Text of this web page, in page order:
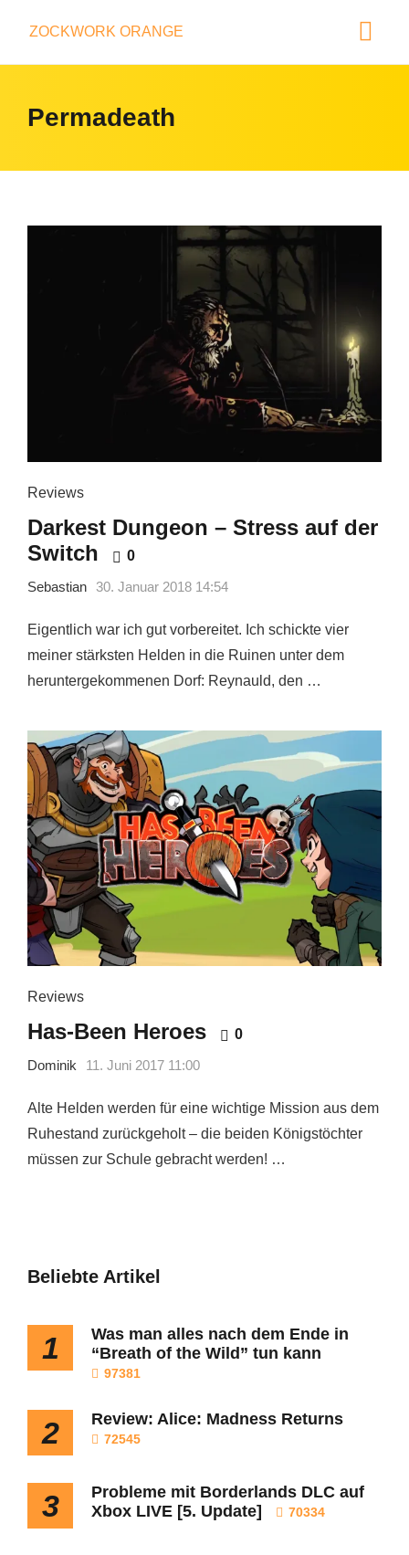
ZOCKWORK ORANGE
Permadeath
Reviews
Darkest Dungeon – Stress auf der
Switch
0
Sebastian 30. Januar 2018 14:54
Eigentlich war ich gut vorbereitet. Ich schickte vier
meiner stärksten Helden in die Ruinen unter dem
heruntergekommenen Dorf: Reynauld, den …
Reviews
Has-Been Heroes
0
Dominik
11. Juni 2017 11:00
Alte Helden werden für eine wichtige Mission aus dem
Ruhestand zurückgeholt – die beiden Königstöchter
müssen zur Schule gebracht werden! …
Beliebte Artikel
1
Was man alles nach dem Ende in
“Breath of the Wild” tun kann
97381
2 Review: Alice: Madness Returns
72545
3
Probleme mit Borderlands DLC auf
Xbox LIVE [5. Update]
70334